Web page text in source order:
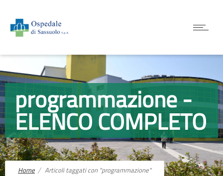
programmazione -
ELENCO COMPLETO
Home Articoli taggati con "programmazione"